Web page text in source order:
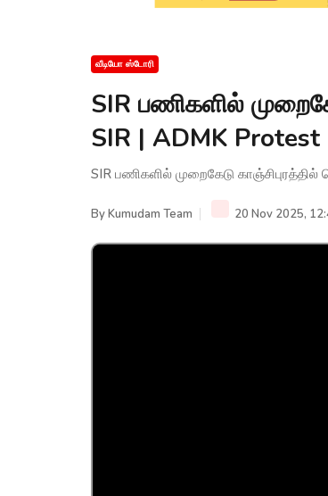
வீடியோ ஸ்டோரி
SIR பணிகளில்
SIR | ADMK
SIR பணிகளில் முறைகேடு
ByKumudam Team 20 Nov 2025,